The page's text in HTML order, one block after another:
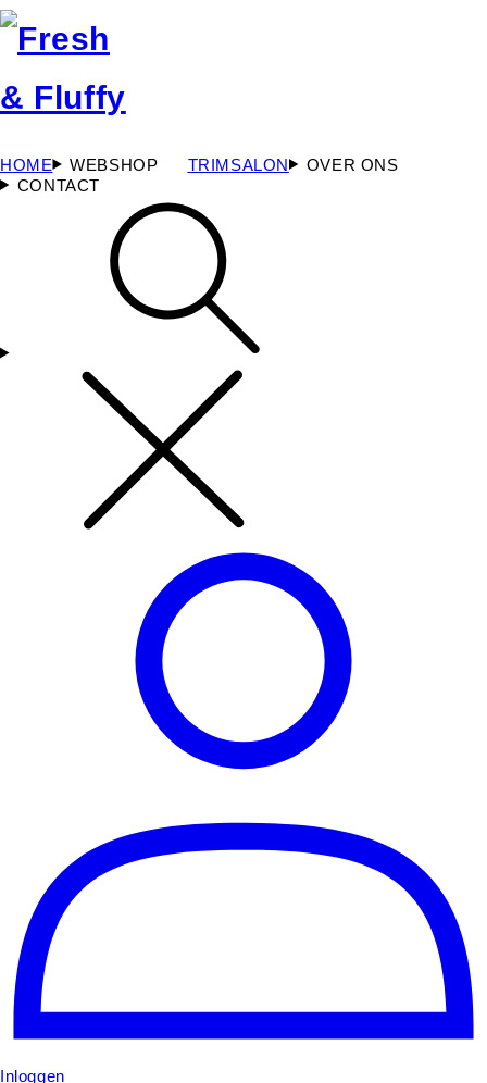
HOME WEBSHOP TRIMSALON
OVER ONS
CONTACT
Inloggen